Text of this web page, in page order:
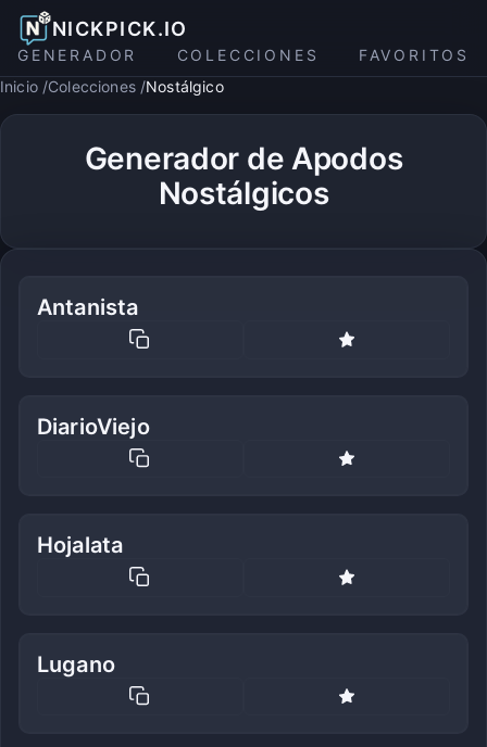
NICKPICK.IO
GENERADOR COLECCIONES
FAVORITOS
Inicio Colecciones Nostálgico
Generador de Apodos
Nostálgicos
Antanista
DiarioViejo
Hojalata
Lugano